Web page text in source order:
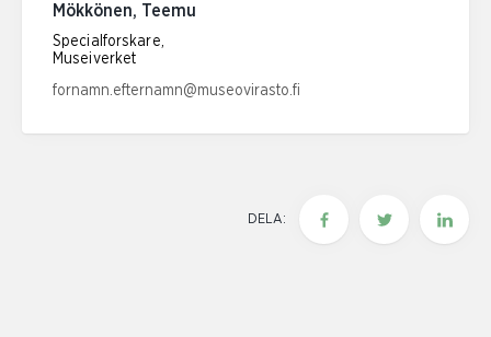
Mökkönen, Teemu
Specialforskare,
Museiverket
E-postadress:
fornamn.efternamn@museovirasto.fi
DELA: